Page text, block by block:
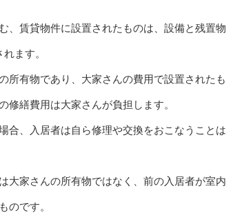
、賃貸物件に設置されたものは、設備と残置物
ます。
所有物であり、大家さんの費用で設置されたも
修繕費用は大家さんが負担します。
合、入居者は自ら修理や交換をおこなうことは
大家さんの所有物ではなく、前の入居者が室内
のです。